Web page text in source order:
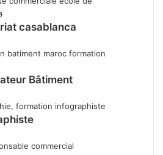
casablanca
Bâtiment